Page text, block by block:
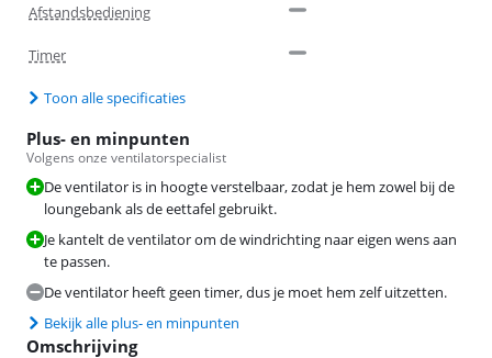
Afstandsbediening
Timer
Toon alle specificaties
Plus- en minpunten
Volgens onze ventilatorspecialist
De ventilator is in hoogte verstelbaar, zodat je hem zowel bij de
loungebank als de eettafel gebruikt.
Je kantelt de ventilator om de windrichting naar eigen wens aan
te passen.
De ventilator heeft geen timer, dus je moet hem zelf uitzetten.
Bekijk alle plus- en minpunten
Omschrijving